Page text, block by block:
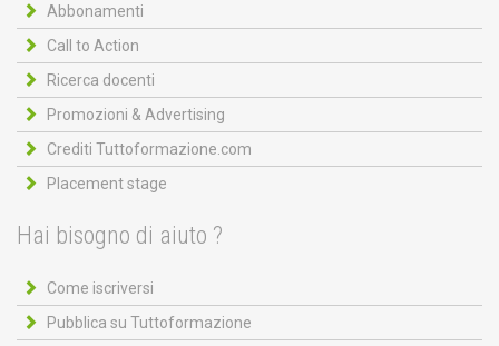
Abbonamenti
Call to Action
Ricerca docenti
Promozioni & Advertising
Crediti Tuttoformazione.com
Placement stage
Hai bisogno di aiuto ?
Come iscriversi
Pubblica su Tuttoformazione